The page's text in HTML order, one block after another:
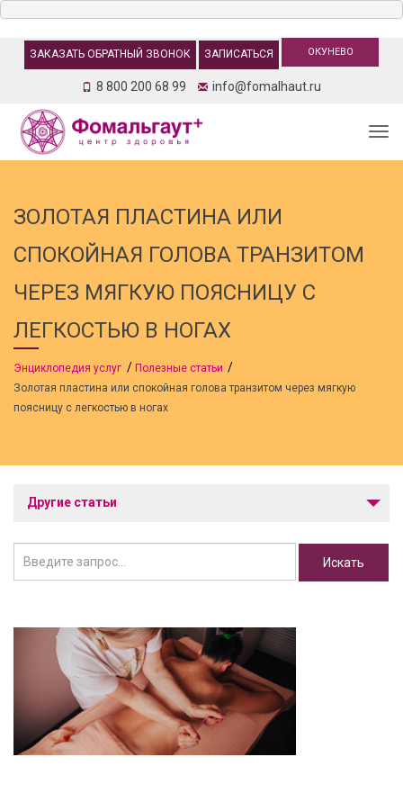
ЗАКАЗАТЬ ОБРАТНЫЙ ЗВОНОК ЗАПИСАТЬСЯ ОКУНЕВО
8 800 200 68 99 info@fomalhaut.ru
ЗОЛОТАЯ ПЛАСТИНА ИЛИ
СПОКОЙНАЯ ГОЛОВА ТРАНЗИТОМ
ЧЕРЕЗ МЯГКУЮ ПОЯСНИЦУ С
ЛЕГКОСТЬЮ В НОГАХ
Энциклопедия услуг
Полезные статьи
Золотая пластина или спокойная голова транзитом через мягкую
поясницу с легкостью в ногах
Другие статьи